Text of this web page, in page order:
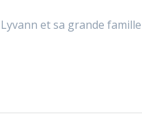
Lyvann et sa grande famille